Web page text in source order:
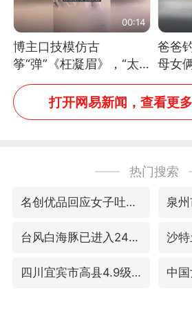
00:14
博主口技模仿古
筝“弹”《枉凝眉》，“太
像了～你是吃古筝长大的
吗？”“或将成为首位考级
不带古筝的选手。”（来
爸爸
母女
玩具
打开网易新闻，查看更
热门搜索
名创优品回应女子吐槽内裤质量差
台风白海豚已进入24小时警戒线
四川宜宾市高县4.9级地震致1人死亡